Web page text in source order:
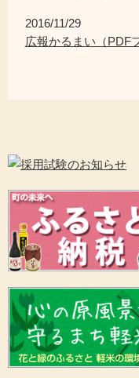
2016/11/29
広報かるまい（PDF